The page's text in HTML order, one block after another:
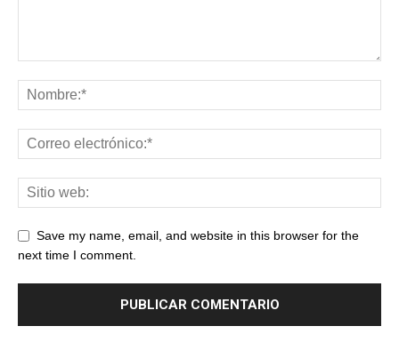
Save my name, email, and website in this browser for the
next time I comment.